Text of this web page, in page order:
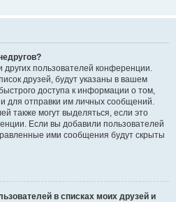
других пользователей конференции.
друзей, будут указаны в вашем
доступа к информации о том,
для отправки им личных сообщений.
также могут выделяться, если это
Если вы добавили пользователей
ими сообщения будут скрыты
в списках моих друзей и